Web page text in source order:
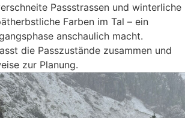
Passstrassen und winterliche
Farben im Tal – ein
anschaulich macht.
die Passzustände zusammen und
zur Planung.